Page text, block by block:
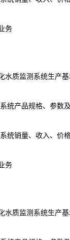
务
监测系统生产基
产品规格、参数及
销量、收入、价格
务
监测系统生产基